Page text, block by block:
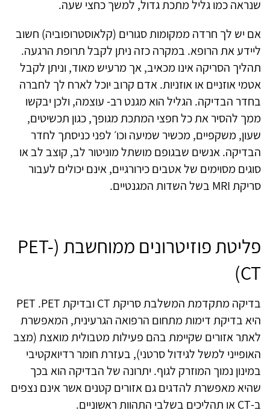
שנראה כמו גליל מתכת גדול, למשך כחצי שעה.
אם יש לך חרדה ממקומות סגורים (קלאוסטרופוביה) חשוב
ליידע את הרופא. במקרה כזה ניתן לקבל תרופת הרגעה.
תהליך הסריקה אינו מכאיב, אך מרעיש מאוד, וניתן לקבל
אטמי אוזניים או אוזניות. אדם קרוב יוכל לארח לך לחברה
בחדר הבדיקה. הגליל הוא מגנט רב- עוצמה, ולכן יבקשו
ממך להסיר את כל חפצי המתכת מגופך, כגון תכשיטים,
שעון, משקפיים, מכשיר שמיעה וכו׳ לפני כניסתך לחדר
הבדיקה. אנשים שבגופם מושתל מוניטור לב, קוצב לב או
סוגים מסוימים של אטבים כירורגיים, אינם יכולים לעבור
סריקת MRI בשל השדות המגנטיים.
פליטת פוזיטרונים ממוחשבת (PET-
CT)
בדיקה מתקדמת המשלבת סריקת CT ובדיקת PET .PET
היא בדיקת דימות מתחום הרפואה הגרעינית, המאפשרת
לאתר אזורים שקיימת בהם פעילות מטבולית מואצת (מצב
האופייני למשל לגידול סרטני), בעזרת חומר רדיואקטיבי
במינון נמוך המוזרק לגוף. יתרונה של הבדיקה הוא בכך
שהיא מאפשרת להדגים גם אזורים קטנים אשר אינם נצפים
ב-CT או תהליכים בשלבי התהוות ראשוניים.